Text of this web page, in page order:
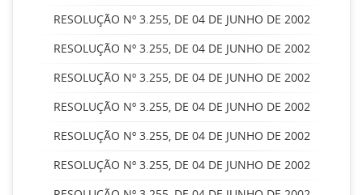
RESOLUÇÃO Nº 3.255, DE 04 DE JUNHO DE 2002
RESOLUÇÃO Nº 3.255, DE 04 DE JUNHO DE 2002
RESOLUÇÃO Nº 3.255, DE 04 DE JUNHO DE 2002
RESOLUÇÃO Nº 3.255, DE 04 DE JUNHO DE 2002
RESOLUÇÃO Nº 3.255, DE 04 DE JUNHO DE 2002
RESOLUÇÃO Nº 3.255, DE 04 DE JUNHO DE 2002